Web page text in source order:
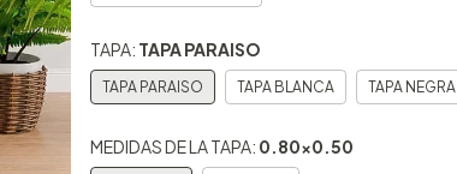
TAPA: TAPA PARAISO
TAPA PARAISO TAPA BLANCA TAPA NEGRA
MEDIDAS DE LA TAPA: 0.80x0.50